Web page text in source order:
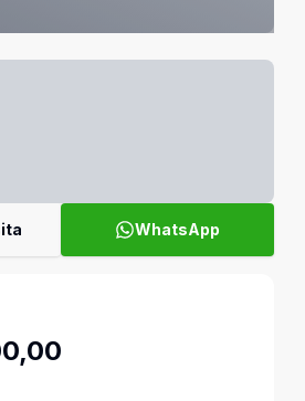
WhatsApp